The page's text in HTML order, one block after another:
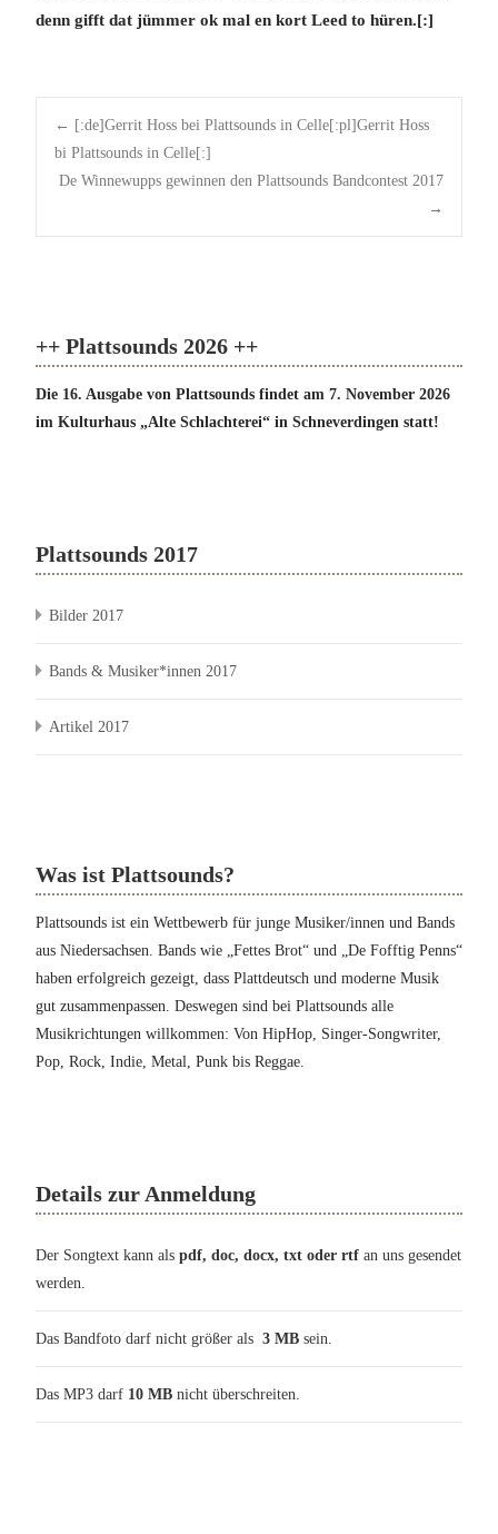
denn gifft dat jümmer ok mal en kort Leed to hüren.[:]
Post
navigation
← [:de]Gerrit Hoss bei Plattsounds in Celle[:pl]Gerrit Hoss
bi Plattsounds in Celle[:]
De Winnewupps gewinnen den Plattsounds Bandcontest 2017
→
++ Plattsounds 2026 ++
Die 16. Ausgabe von Plattsounds findet am 7. November 2026
im Kulturhaus „Alte Schlachterei“ in Schneverdingen statt!
Plattsounds 2017
Bilder 2017
Bands & Musiker*innen 2017
Artikel 2017
Was ist Plattsounds?
Plattsounds ist ein Wettbewerb für junge Musiker/innen und Bands
aus Niedersachsen. Bands wie „Fettes Brot“ und „De Fofftig Penns“
haben erfolgreich gezeigt, dass Plattdeutsch und moderne Musik
gut zusammenpassen. Deswegen sind bei Plattsounds alle
Musikrichtungen willkommen: Von HipHop, Singer-Songwriter,
Pop, Rock, Indie, Metal, Punk bis Reggae.
Details zur Anmeldung
Der Songtext kann als pdf, doc, docx, txt oder rtf an uns gesendet
werden.
Das Bandfoto darf nicht größer als 3 MB sein.
Das MP3 darf 10 MB nicht überschreiten.